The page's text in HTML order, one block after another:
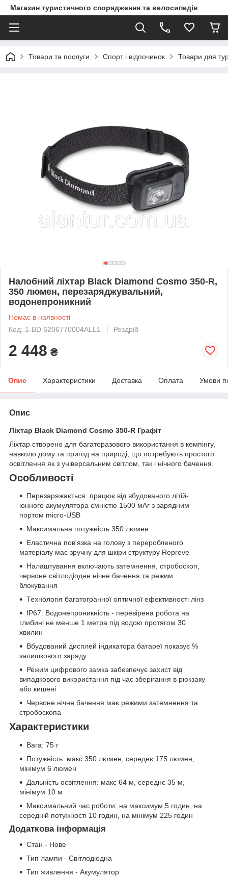
Магазин туристичного спорядження та велосипедів
Товари та послуги Спорт і відпочинок Товари для
Налобний ліхтар Black Diamond Cosmo 350-R,
350 люмен, перезаряджувальний,
водонепроникний
Немає в наявності
Код: 1-BD 6206770004ALL1
Роздріб
2 448 ₴
Опис Характеристики Доставка Оплата Умови
Опис
Ліхтар Black Diamond Cosmo 350-R Графіт
Ліхтар створено для багаторазового використання в кемпінгу,
навколо дому та пригод на природі, що потребують простого
освітлення як з універсальним світлом, так і нічного бачення.
Особливості
Перезаряжається: працює від вбудованого літій-
іонного акумулятора ємністю 1500 мАг з зарядним
портом micro-USB
Максимальна потужність 350 люмен
Еластична пов'язка на голову з переробленого
матеріалу має зручну для шкіри структуру Repreve
Налаштування включають затемнення, стробоскоп,
червоне світлодіодне нічне бачення та режим
блокування
Технологія багатогранної оптичної ефективності лінз
IP67: Водонепроникність - перевірена робота на
глибині не менше 1 метра під водою протягом 30
хвилин
Вбудований дисплей індикатора батареї показує %
залишкового заряду
Режим цифрового замка забезпечує захист від
випадкового використання під час зберігання в рюкзаку
або кишені
Червоне нічне бачення має режими затемнення та
стробоскопа
Характеристики
Вага: 75 г
Потужність: макс 350 люмен, середнє 175 люмен,
мінімум 6 люмен
Дальність освітлення: макс 64 м, середнє 35 м,
мінімум 10 м
Максимальний час роботи: на максимум 5 годин, на
середній потужності 10 годин, на мінімум 225 годин
Додаткова інформація
Стан - Нове
Тип лампи - Світлодіодна
Тип живлення - Акумулятор